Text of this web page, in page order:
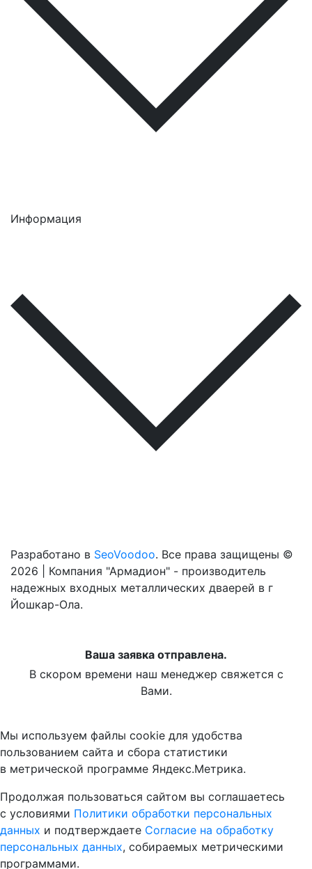
Информация
Разработано в SeoVoodoo. Все права защищены ©
2026 | Компания "Армадион" - производитель
надежных входных металлических дваерей в г
Йошкар-Ола.
Ваша заявка отправлена.
В скором времени наш менеджер свяжется с
Вами.
Мы используем файлы cookie для удобства
пользованием сайта и сбора статистики
в метрической программе Яндекс.Метрика.
Продолжая пользоваться сайтом вы соглашаетесь
с условиями Политики обработки персональных
данных и подтверждаете Согласие на обработку
персональных данных, собираемых метрическими
программами.